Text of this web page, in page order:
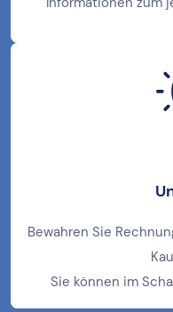
Bewahren Sie
Sie können im